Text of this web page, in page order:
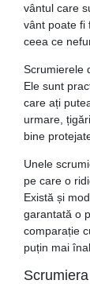
vântul care
vânt poate fi
ceea ce
Scrumierele
Ele sunt
care ați
urmare,
bine
Unele
pe care o
Există și
garantată o
comparație
puțin mai